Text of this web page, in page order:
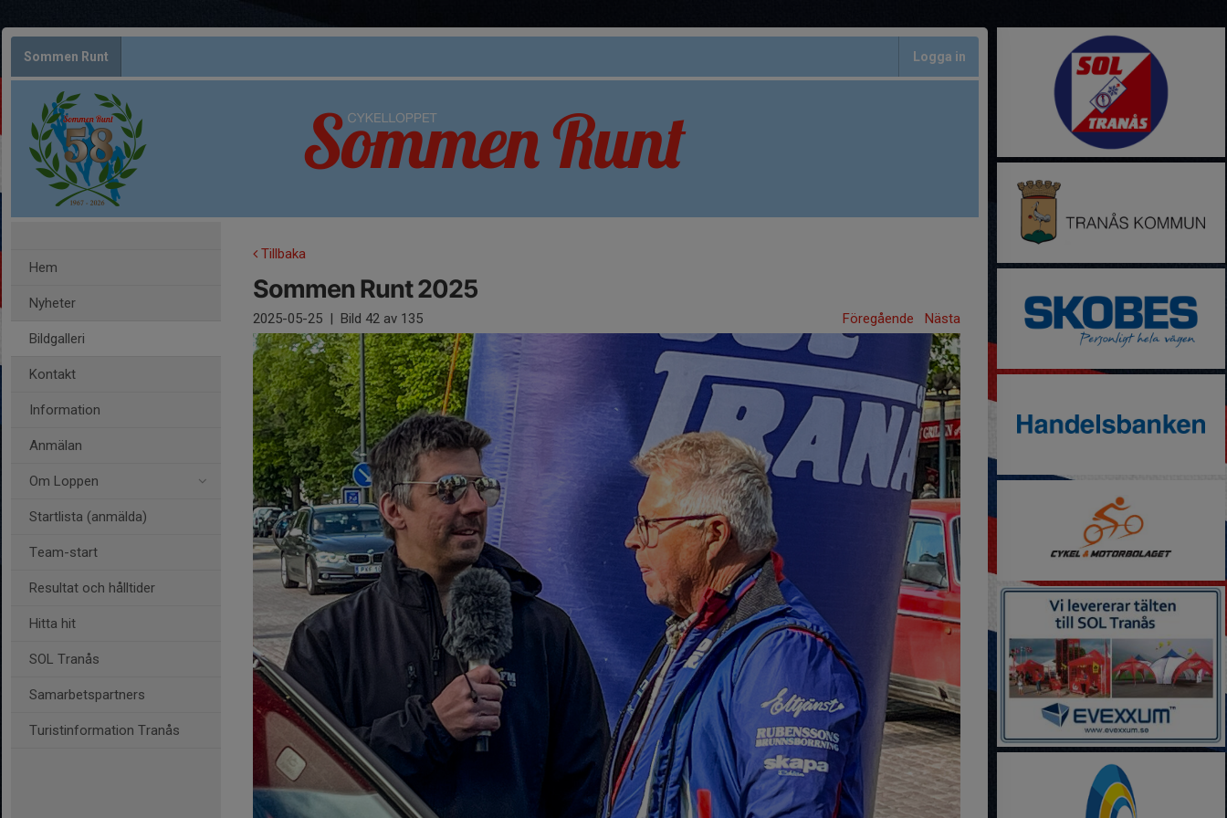
Sommen Runt Logga in
Hem
Nyheter
Bildgalleri
Kontakt
Information
Anmälan
Om Loppen
Startlista (anmälda)
Team-start
Resultat och hålltider
Hitta hit
SOL Tranås
Samarbetspartners
Turistinformation Tranås
Tillbaka
Sommen Runt 2025
2025-05-25 | Bild 42 av 135 Föregående Nästa